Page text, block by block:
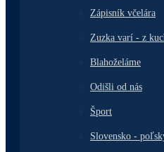
Zápisník včelára
Zuzka varí - z
Blahoželáme
Odišli od nás
Šport
Slovensko -